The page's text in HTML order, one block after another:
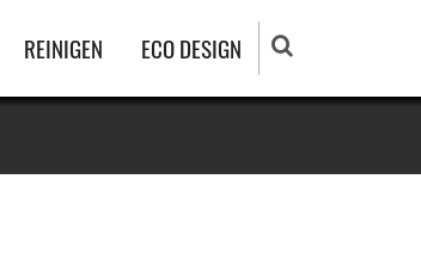
REINIGEN ECO DESIGN